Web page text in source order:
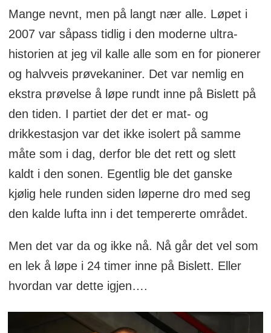
Mange nevnt, men på langt nær alle. Løpet i
2007 var såpass tidlig i den moderne ultra-
historien at jeg vil kalle alle som en for pionerer
og halvveis prøvekaniner. Det var nemlig en
ekstra prøvelse å løpe rundt inne på Bislett på
den tiden. I partiet der det er mat- og
drikkestasjon var det ikke isolert på samme
måte som i dag, derfor ble det rett og slett
kaldt i den sonen. Egentlig ble det ganske
kjølig hele runden siden løperne dro med seg
den kalde lufta inn i det tempererte området.
Men det var da og ikke nå. Nå går det vel som
en lek å løpe i 24 timer inne på Bislett. Eller
hvordan var dette igjen….